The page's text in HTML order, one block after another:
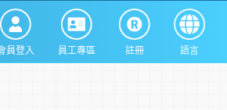
員登入 員工專區 註冊 語言